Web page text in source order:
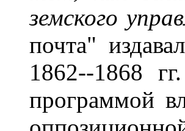
земского
почта"
1862--1868
программой